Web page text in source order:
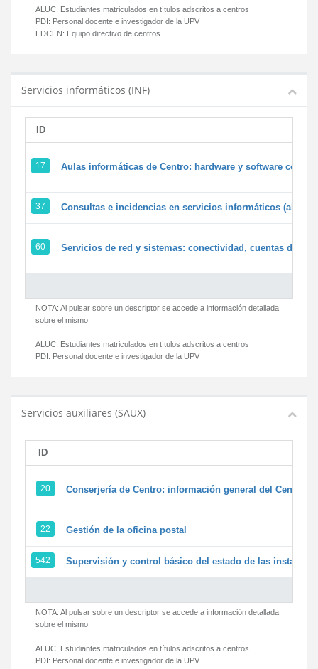
ALUC: Estudiantes matriculados en títulos adscritos a centros
PDI: Personal docente e investigador de la UPV
EDCEN: Equipo directivo de centros
Servicios informáticos (INF)
ID
17 Aulas informáticas de Centro: hardware y software
37 Consultas e incidencias en servicios informáticos
60 Servicios de red y sistemas: conectividad, cuentas de
NOTA: Al pulsar sobre un descriptor se accede a información detallada
sobre el mismo.
ALUC: Estudiantes matriculados en títulos adscritos a centros
PDI: Personal docente e investigador de la UPV
Servicios auxiliares (SAUX)
ID
20 Conserjería de Centro: información general del Centro y
22 Gestión de la oficina postal
542 Supervisión y control básico del estado de las
NOTA: Al pulsar sobre un descriptor se accede a información detallada
sobre el mismo.
ALUC: Estudiantes matriculados en títulos adscritos a centros
PDI: Personal docente e investigador de la UPV